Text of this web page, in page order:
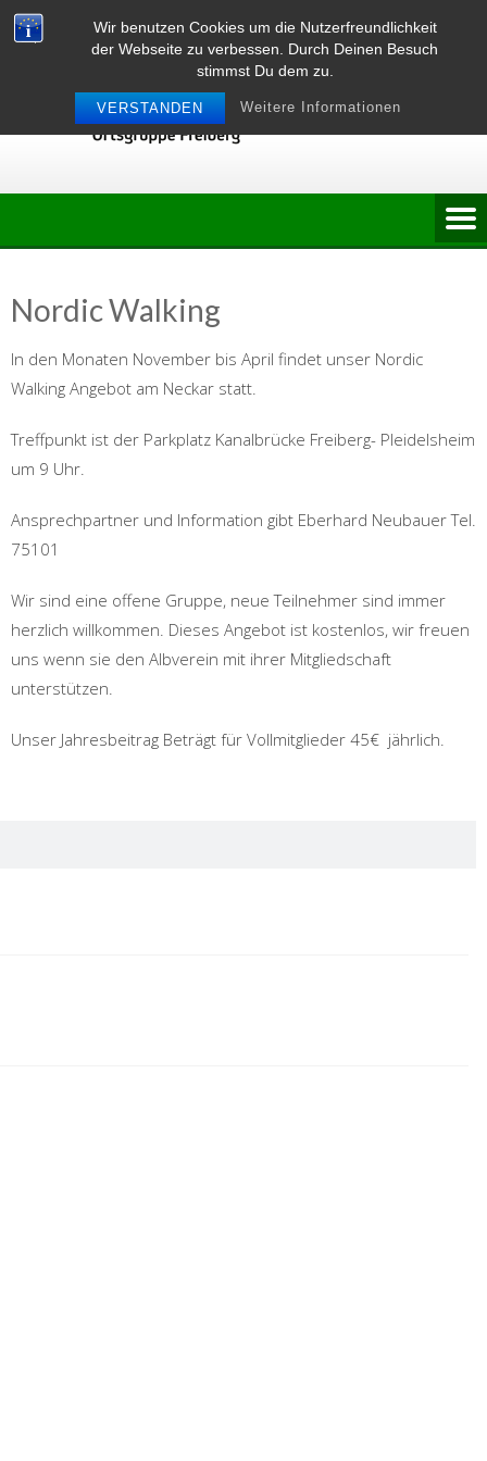
Wir benutzen Cookies um die Nutzerfreundlichkeit
der Webseite zu verbessen. Durch Deinen Besuch
stimmst Du dem zu.
VERSTANDEN Weitere Informationen
Skip
to
Nordic Walking
In den Monaten November bis April findet unser Nordic
Walking Angebot am Neckar statt.
Treffpunkt ist der Parkplatz Kanalbrücke Freiberg- Pleidelsheim
um 9 Uhr.
Ansprechpartner und Information gibt Eberhard Neubauer Tel.
75101
Wir sind eine offene Gruppe, neue Teilnehmer sind immer
herzlich willkommen. Dieses Angebot ist kostenlos, wir freuen
uns wenn sie den Albverein mit ihrer Mitgliedschaft
unterstützen.
Unser Jahresbeitrag Beträgt für Vollmitglieder 45€ jährlich.